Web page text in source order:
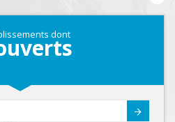
dont